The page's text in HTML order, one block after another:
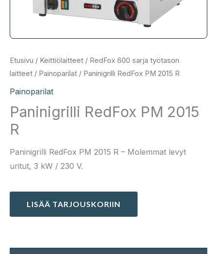
Etusivu / Keittiölaitteet / RedFox 600 sarja työtason
laitteet / Painoparilat / Paninigrilli RedFox PM 2015 R
Painoparilat
Paninigrilli RedFox PM 2015
R
Paninigrilli RedFox PM 2015 R – Molemmat levyt
uritut, 3 kW / 230 V.
LISÄÄ TARJOUSKORIIN